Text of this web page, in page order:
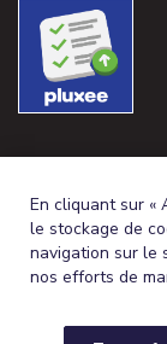
En cliquant sur «
le stockage de
navigation sur le
nos efforts de